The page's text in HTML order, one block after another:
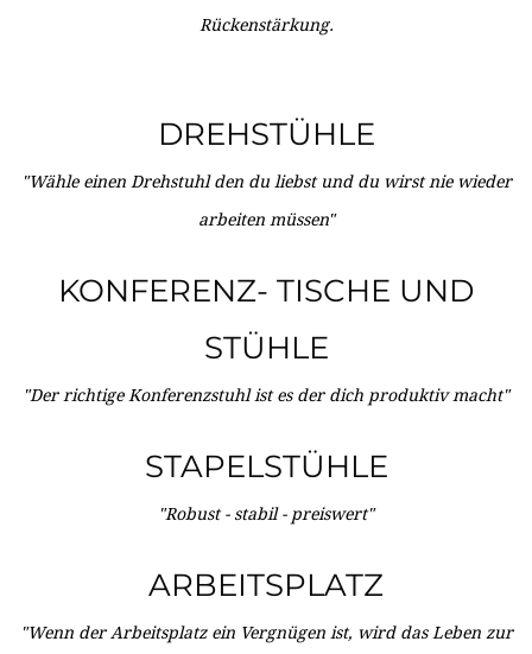
Rückenstärkung.
DREHSTÜHLE
"Wähle einen Drehstuhl den du liebst und du wirst nie wieder
arbeiten müssen"
KONFERENZ- TISCHE UND
STÜHLE
"Der richtige Konferenzstuhl ist es der dich produktiv macht"
STAPELSTÜHLE
"Robust - stabil - preiswert"
ARBEITSPLATZ
"Wenn der Arbeitsplatz ein Vergnügen ist, wird das Leben zur